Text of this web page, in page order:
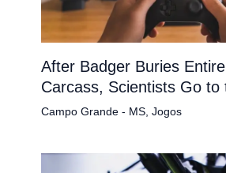
After Badger Buries
Carcass, Scientists Go to
Campo Grande - MS, Jogos